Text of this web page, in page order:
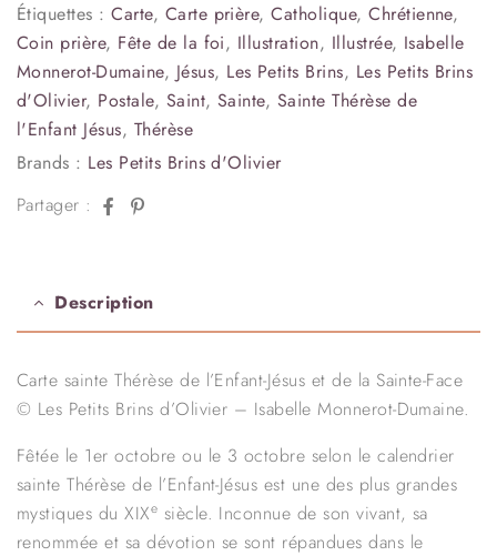
Étiquettes :Carte, Carte prière,Catholique,Chrétienne,
Coin prière, Fête de la foi, Illustration, Illustrée, Isabelle
Monnerot-Dumaine, Jésus, Les Petits Brins, Les Petits Brins
d'Olivier, Postale, Saint,Sainte, Sainte Thérèse de
l'Enfant Jésus, Thérèse
Brands : Les Petits Brins d'Olivier
Partager :
Facebook
Pinterest
Description
Carte sainte Thérèse de l’Enfant-Jésus et de la Sainte-Face
© Les Petits Brins d’Olivier – Isabelle Monnerot-Dumaine.
Fêtée le 1er octobre ou le 3 octobre selon le calendrier
sainte Thérèse de l’Enfant-Jésus est une des plus grandes
mystiques du XIXe siècle. Inconnue de son vivant, sa
renommée et sa dévotion se sont répandues dans le